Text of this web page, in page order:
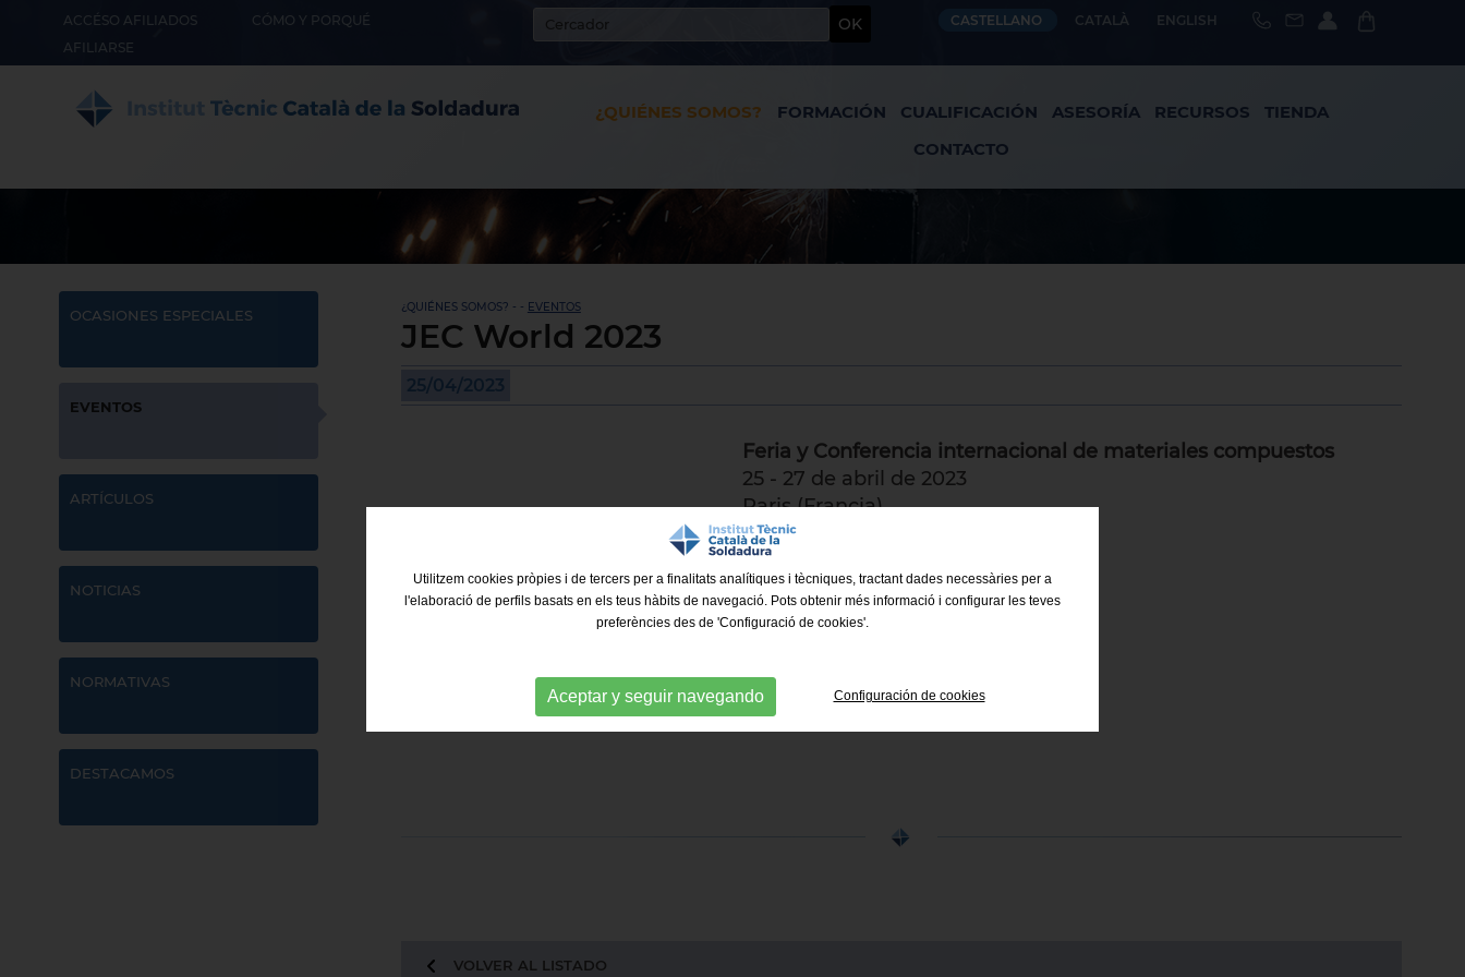
ACCÉSO AFILIADOS
CÓMO Y PORQUÉ
AFILIARSE
OK CASTELLANO CATALÀ ENGLISH
¿QUIÉNES SOMOS? FORMACIÓN CUALIFICACIÓN ASESORÍA RECURSOS
TIENDA
CONTACTO
OCASIONES ESPECIALES
EVENTOS
ARTÍCULOS
NOTICIAS
NORMATIVAS
DESTACAMOS
¿QUIÉNES SOMOS? - - EVENTOS
JEC World 2023
25/04/2023
Feria y Conferencia internacional de materiales compuestos
25 - 27 de abril de 2023
Paris (Francia)
Más información
VOLVER AL LISTADO
Utilitzem cookies pròpies i de tercers per a finalitats analítiques i tècniques, tractant dades necessàries per a
l'elaboració de perfils basats en els teus hàbits de navegació. Pots obtenir més informació i configurar les teves
preferències des de 'Configuració de cookies'.
Aceptar y seguir navegando Configuración de cookies